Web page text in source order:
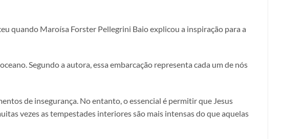
quando Maroísa Forster Pellegrini Baio explicou a inspiração para a
Segundo a autora, essa embarcação representa cada um de nós
de insegurança. No entanto, o essencial é permitir que Jesus
vezes as tempestades interiores são mais intensas do que aquelas